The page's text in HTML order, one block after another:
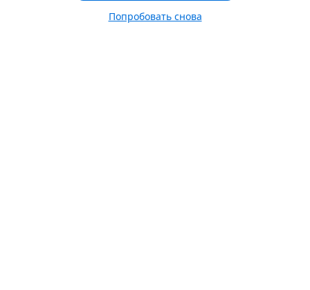
Попробовать снова